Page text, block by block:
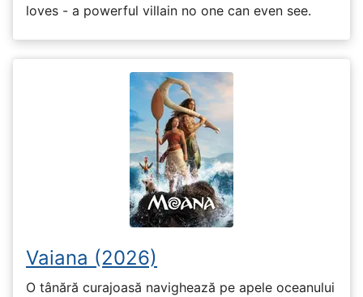
loves - a powerful villain no one can even see.
Vaiana (2026)
O tânără curajoasă navighează pe apele oceanului